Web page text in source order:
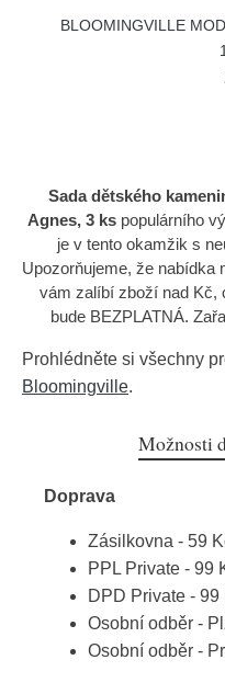
BLOOMINGVILLE
Sada dětského
Agnes, 3 ks populárního
je v tento okamžik s
Upozorňujeme, že nabídka
vám zalíbí zboží nad Kč,
bude BEZPLATNÁ.
Prohlédněte si všechny
Bloomingville.
Možnosti
Doprava
Zásilkovna - 59
PPL Private - 99
DPD Private - 99
Osobní odběr -
Osobní odběr -